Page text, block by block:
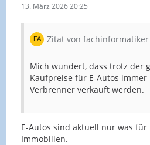
13. März 2026 20:25
Zitat von fachinformatiker
Mich wundert, dass trotz der
Kaufpreise für E-Autos
Verbrenner verkauft werden.
E-Autos sind aktuell nur was
Immobilien.